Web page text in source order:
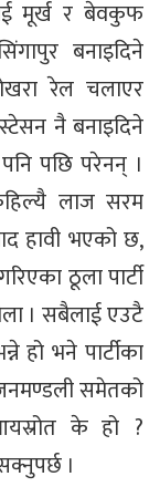
मूर्ख र बेवकुफ
बनाइदिने
रेल चलाएर
नै बनाइदिने
पछि परेनन् ।
लाज सरम
हावी भएको छ,
ठूला पार्टी
। सबैलाई एउटै
हो भने पार्टीका
समेतको
के हो ?
।